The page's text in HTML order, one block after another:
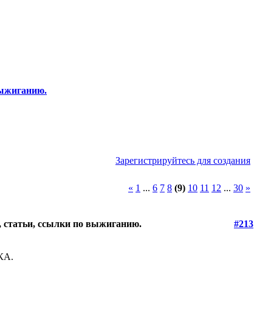
Зарегистрируйтесь для создания
« 1 ... 6 7 8 (9) 10 11 12 ... 30 »
ссылки по выжиганию.
#213